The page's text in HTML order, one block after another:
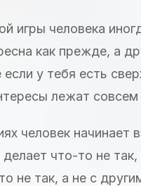
игры человека
как прежде, а
у тебя есть
лежат
человек начинает
что-то не
не так, а не с